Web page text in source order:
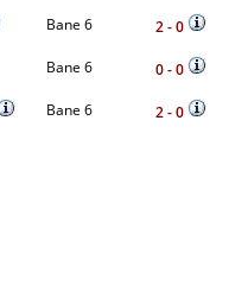
Bane 6
2 - 0
Bane 6
0 - 0
Bane 6 2 - 0